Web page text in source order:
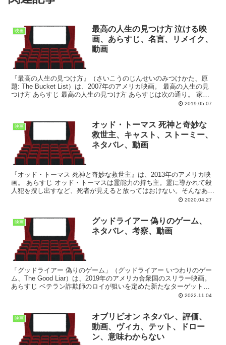
映画
最高の人生の見つけ方 泣ける映
画、あらすじ、名言、リメイク、
動画
『最高の人生の見つけ方』（さいこうのじんせいのみつけかた、原
題: The Bucket List）は、2007年のアメリカ映画。 最高の人生の見
つけ方 あらすじ 最高の人生の見つけ方 あらすじは次の通り。 家族
2019.05.07
映画
オッド・トーマス 死神と奇妙な
救世主、キャスト、ストーミー、
ネタバレ、動画
『オッド・トーマス 死神と奇妙な救世主』は、2013年のアメリカ映
画。 あらすじ オッド・トーマスは霊能力の持ち主。霊に導かれて殺
人犯を捜し出すなど、死者が見えると放ってはおけない。そんなある
2020.04.27
映画
グッドライアー 偽りのゲーム、
ネタバレ、考察、動画
「グッドライアー 偽りのゲーム」（グッドライアー いつわりのゲー
ム、The Good Liar）は、2019年のアメリカ合衆国のスリラー映画。
あらすじ ベテラン詐欺師のロイが狙いを定めた新たなターゲット
2022.11.04
映画
オブリビオン ネタバレ、評価、
動画、ヴィカ、テット、ドロー
ン、意味わからない